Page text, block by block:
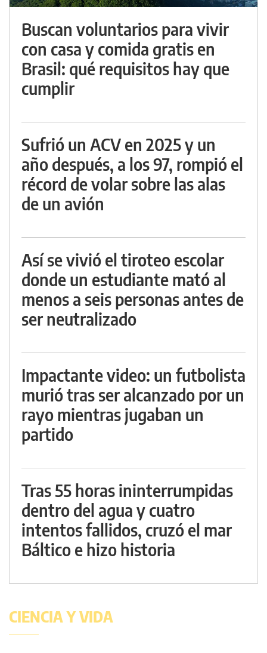
Buscan voluntarios para vivir
con casa y comida gratis en
Brasil: qué requisitos hay que
cumplir
Sufrió un ACV en 2025 y un
año después, a los 97, rompió el
récord de volar sobre las alas
de un avión
Así se vivió el tiroteo escolar
donde un estudiante mató al
menos a seis personas antes de
ser neutralizado
Impactante video: un futbolista
murió tras ser alcanzado por un
rayo mientras jugaban un
partido
Tras 55 horas ininterrumpidas
dentro del agua y cuatro
intentos fallidos, cruzó el mar
Báltico e hizo historia
CIENCIA Y VIDA